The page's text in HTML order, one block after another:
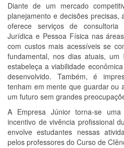
Diante de um mercado
planejamento e decisões precisas,
oferece serviços de
Jurídica e Pessoa Física nas
com custos mais acessíveis se
fundamental, nos dias atuais,
estabeleça a viabilidade
desenvolvido. Também, é
tenham em mente que guardar ou
um futuro sem grandes
A Empresa Júnior torna-se
incentivo de vivência profissional
envolve estudantes nessas
pelos professores do Curso de